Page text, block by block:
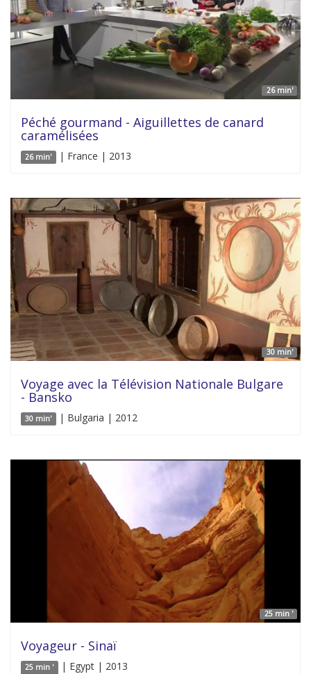
26 min'
Péché gourmand - Aiguillettes de canard
caramélisées
26 min' | France | 2013
30 min'
Voyage avec la Télévision Nationale Bulgare
- Bansko
30 min' | Bulgaria | 2012
25 min '
Voyageur - Sinaï
25 min ' | Egypt | 2013